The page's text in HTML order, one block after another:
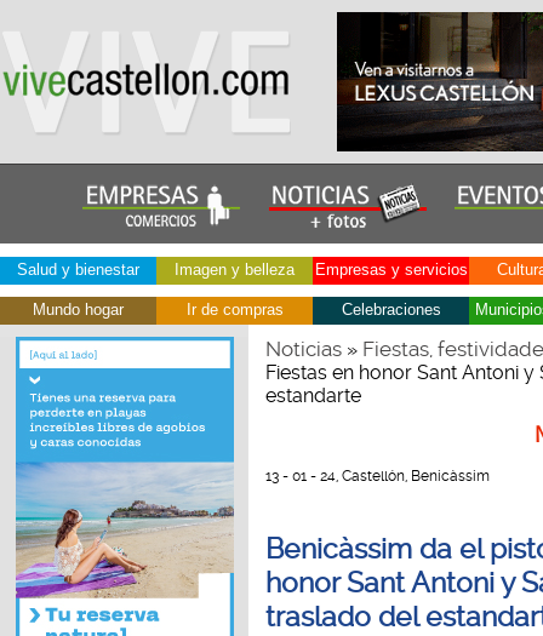
Salud y bienestar Imagen y belleza Empresas y servicios
Mundo hogar Ir de compras Celebraciones
Noticias» Fiestas,
Fiestas en honor Sant Antoni
estandarte
13 - 01 - 24, Castellón, Benicàssim
Benicàssim da el
honor Sant Antoni y
traslado del